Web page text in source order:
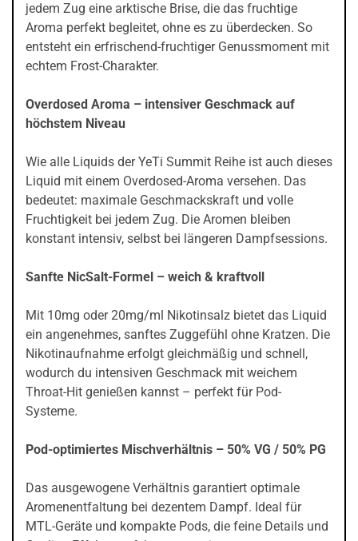
jedem Zug eine arktische Brise, die das fruchtige
Aroma perfekt begleitet, ohne es zu überdecken. So
entsteht ein erfrischend-fruchtiger Genussmoment mit
echtem Frost-Charakter.
Overdosed Aroma – intensiver Geschmack auf
höchstem Niveau
Wie alle Liquids der YeTi Summit Reihe ist auch dieses
Liquid mit einem Overdosed-Aroma versehen. Das
bedeutet: maximale Geschmackskraft und volle
Fruchtigkeit bei jedem Zug. Die Aromen bleiben
konstant intensiv, selbst bei längeren Dampfsessions.
Sanfte NicSalt-Formel – weich & kraftvoll
Mit 10mg oder 20mg/ml Nikotinsalz bietet das Liquid
ein angenehmes, sanftes Zuggefühl ohne Kratzen. Die
Nikotinaufnahme erfolgt gleichmäßig und schnell,
wodurch du intensiven Geschmack mit weichem
Throat-Hit genießen kannst – perfekt für Pod-
Systeme.
Pod-optimiertes Mischverhältnis – 50% VG / 50% PG
Das ausgewogene Verhältnis garantiert optimale
Aromenentfaltung bei dezentem Dampf. Ideal für
MTL-Geräte und kompakte Pods, die feine Details und